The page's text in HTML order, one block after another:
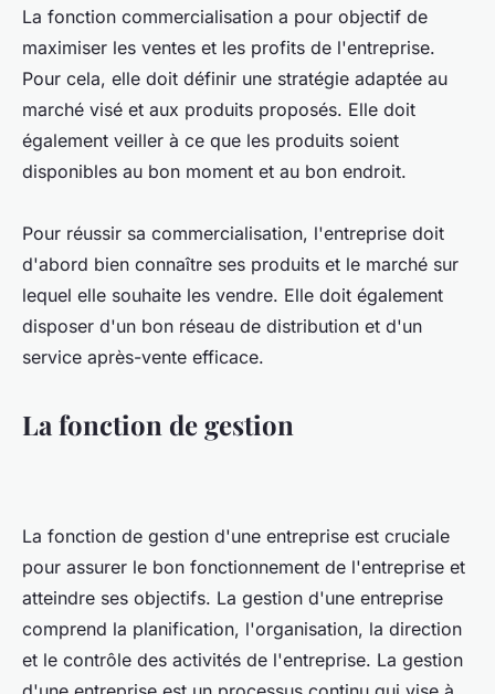
La fonction commercialisation a pour objectif de
maximiser les ventes et les profits de l'entreprise.
Pour cela, elle doit définir une stratégie adaptée au
marché visé et aux produits proposés. Elle doit
également veiller à ce que les produits soient
disponibles au bon moment et au bon endroit.
Pour réussir sa commercialisation, l'entreprise doit
d'abord bien connaître ses produits et le marché sur
lequel elle souhaite les vendre. Elle doit également
disposer d'un bon réseau de distribution et d'un
service après-vente efficace.
La fonction de gestion
La fonction de gestion d'une entreprise est cruciale
pour assurer le bon fonctionnement de l'entreprise et
atteindre ses objectifs. La gestion d'une entreprise
comprend la planification, l'organisation, la direction
et le contrôle des activités de l'entreprise. La gestion